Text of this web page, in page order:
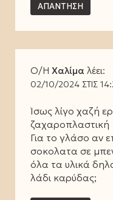
ΑΠΆΝΤΗΣΗ
Ο/Η Χαλίμα λέει:
02/10/2024 ΣΤΙΣ
Ίσως λίγο χαζή
ζαχαροπλαστική
Για το γλάσο αν
σοκολατα σε
όλα τα υλικά
λάδι καρύδας;